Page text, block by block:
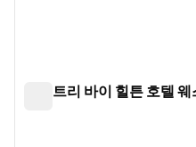
더블트리 바이 힐튼 호텔